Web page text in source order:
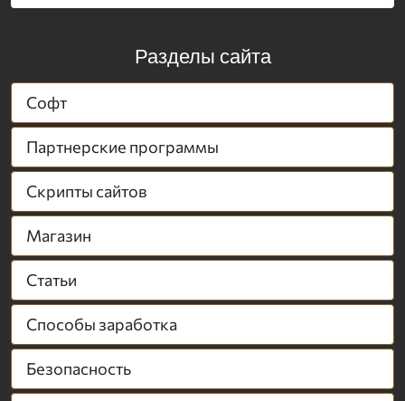
Разделы сайта
Софт
Партнерские программы
Скрипты сайтов
Магазин
Статьи
Способы заработка
Безопасность